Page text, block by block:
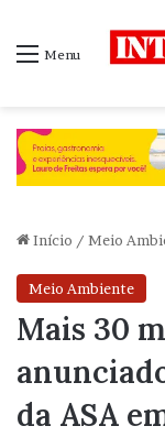
Menu
Início / Meio
Meio Ambiente
Mais 30
da ASA